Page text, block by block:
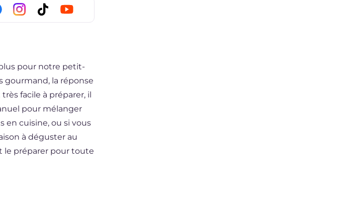
pour notre petit-
gourmand, la réponse
facile à préparer, il
pour mélanger
en cuisine, ou si vous
à déguster au
le préparer pour toute